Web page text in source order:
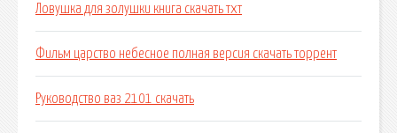
Ловушка для золушки книга скачать тхт
Фильм царство небесное полная версия скачать торрент
Руководство ваз 2101 скачать